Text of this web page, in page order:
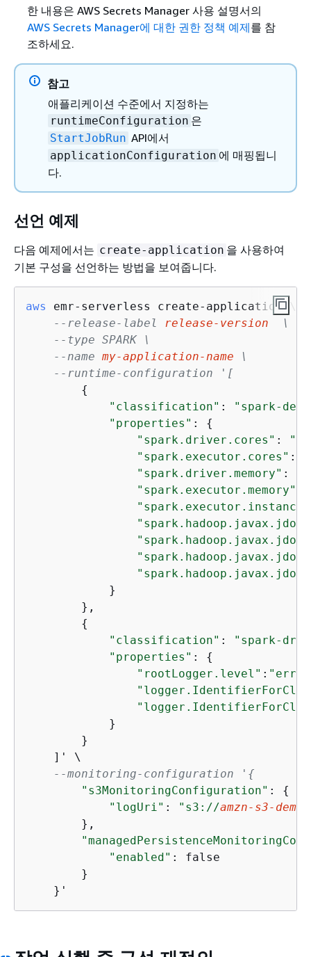
한 내용은 AWS Secrets Manager 사용 설명서의
AWS Secrets Manager에 대한 권한 정책 예제를 참
조하세요.
참고
애플리케이션 수준에서 지정하는
runtimeConfiguration 은
StartJobRun API에서
applicationConfiguration 에 매핑됩니
다.
선언 예제
다음 예제에서는 create-application 을 사용하여
기본 구성을 선언하는 방법을 보여줍니다.
aws
emr-serverless create-application \
--release-label
release-version
  \
--type SPARK \
--name my-application-name \
--runtime-configuration '[
{
"classification" :
"spark-
"properties" : {
"spark.driver.cores" : "4"
"spark.executor.cores" :
"spark.driver.memory" :
"spark.executor.memory"
            }
        },
{
"classification" :
"spark-
"properties" : {
"rootLogger.level" :
            }
        }
    ]' \
--monitoring-configuration ' {
"s3MonitoringConfiguration" : {
"logUri" : "s3://amzn-s3-
        },
"enabled" : false
        }
    }'